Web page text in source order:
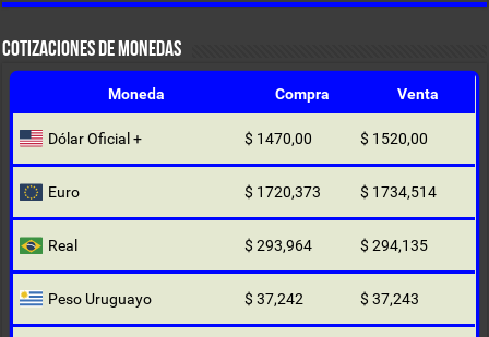
COTIZACIONES DE MONEDAS
Moneda Compra Venta
Dólar Oficial + $ 1470,00 $ 1520,00
Euro $ 1720,373 $ 1734,514
Real $ 293,964 $ 294,135
Peso Uruguayo $ 37,242 $ 37,243